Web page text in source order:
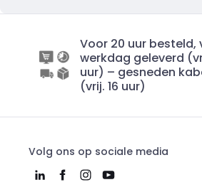
Voor 20 uur besteld,
werkdag geleverd
uur) – gesneden
(vrij. 16 uur)
Volg ons op sociale media